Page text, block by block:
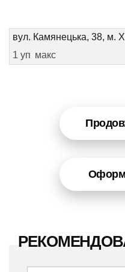
вул. Камянецька, 38, м.
1 уп макс